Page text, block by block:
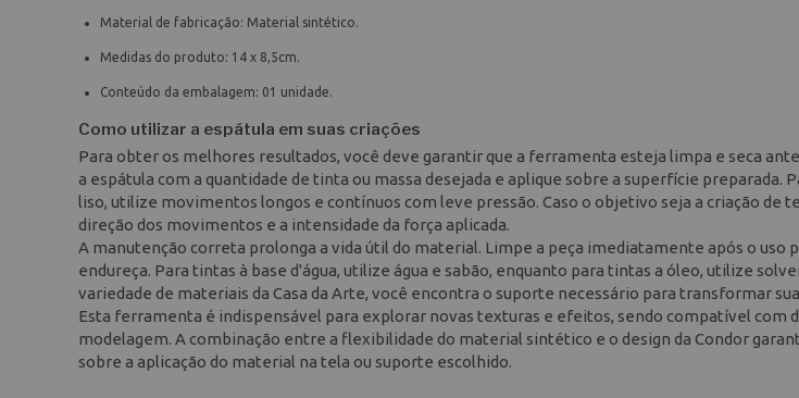
Material de fabricação: Material sintético.
Medidas do produto: 14 x 8,5cm.
Conteúdo da embalagem: 01 unidade.
Como utilizar a espátula em suas criações
Para obter os melhores resultados, você deve garantir que a ferramenta esteja limpa e seca
a espátula com a quantidade de tinta ou massa desejada e aplique sobre a superfície preparada.
liso, utilize movimentos longos e contínuos com leve pressão. Caso o objetivo seja a criação de
direção dos movimentos e a intensidade da força aplicada.
A manutenção correta prolonga a vida útil do material. Limpe a peça imediatamente após o uso
endureça. Para tintas à base d'água, utilize água e sabão, enquanto para tintas a óleo, utilize
variedade de materiais da Casa da Arte, você encontra o suporte necessário para transformar
Esta ferramenta é indispensável para explorar novas texturas e efeitos, sendo compatível com
modelagem. A combinação entre a flexibilidade do material sintético e o design da Condor
sobre a aplicação do material na tela ou suporte escolhido.